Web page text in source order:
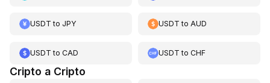
USDT to JPY USDT toAUD
USDT to CAD USDT toCHF
Cripto a Cripto